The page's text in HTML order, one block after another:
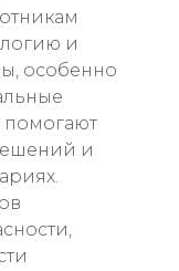
и
особенно
помогают
и